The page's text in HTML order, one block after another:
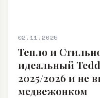
02.11.2025
Тепло и
идеальный
2025/2026 и не
медвежонком